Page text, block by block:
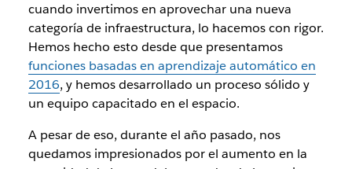
cuando invertimos en aprovechar una nueva
categoría de infraestructura, lo hacemos con rigor.
Hemos hecho esto desde que presentamos
funciones basadas en aprendizaje automático en
2016, y hemos desarrollado un proceso sólido y
un equipo capacitado en el espacio.
A pesar de eso, durante el año pasado, nos
quedamos impresionados por el aumento en la